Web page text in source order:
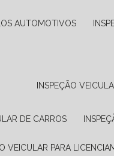
AUTOMOTIVOS
INSPEÇÃO
DE CARROS
VEICULAR PARA